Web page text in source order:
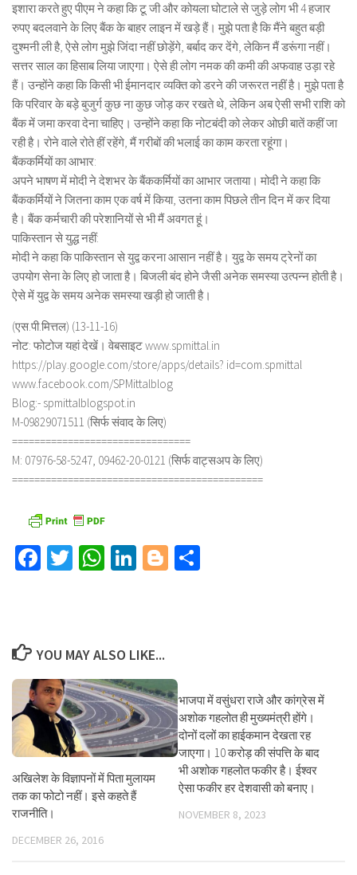
इशारा करते हुए पीएम ने कहा कि टू जी और कोयला घोटाले से जुड़े लोग भी 4 हजार
रुपए बदलवाने के लिए बैंक के बाहर लाइन में खड़े हैं। मुझे पता है कि मैंने बहुत बड़ी
दुश्मनी ली है, ऐसे लोग मुझे जिंदा नहीं छोड़ेंगे, बर्बाद कर देंगे, लेकिन मैं डरूंगा नहीं।
सत्तर साल का हिसाब लिया जाएगा। ऐसे ही लोग नमक की कमी की अफवाह उड़ा रहे
हैं। उन्होंने कहा कि किसी भी ईमानदार व्यक्ति को डरने की जरूरत नहीं है। मुझे पता है
कि परिवार के बड़े बुजुर्ग कुछ ना कुछ जोड़ कर रखते थे, लेकिन अब ऐसी सभी राशि को
बैंक में जमा करवा देना चाहिए। उन्होंने कहा कि नोटबंदी को लेकर ओछी बातें कहीं जा
रही है। रोने वाले रोते हीं रहेंगे, मैं गरीबों की भलाई का काम करता रहूंगा।
बैंककर्मियों का आभार:
अपने भाषण में मोदी ने देशभर के बैंककर्मियों का आभार जताया। मोदी ने कहा कि
बैंककर्मियों ने जितना काम एक वर्ष में किया, उतना काम पिछले तीन दिन में कर दिया
है। बैंक कर्मचारी की परेशानियों से भी मैं अवगत हूं।
पाकिस्तान से युद्ध नहीं:
मोदी ने कहा कि पाकिस्तान से युद्व करना आसान नहीं है। युद्व के समय ट्रेनों का
उपयोग सेना के लिए हो जाता है। बिजली बंद होने जैसी अनेक समस्या उत्पन्न होती है।
ऐसे में युद्व के समय अनेक समस्या खड़ी हो जाती है।
(एस.पी.मित्तल) (13-11-16)
नोट: फोटोज यहां देखें। वेबसाइट www.spmittal.in
https://play.google.com/store/apps/details? id=com.spmittal
www.facebook.com/SPMittalblog
Blog:- spmittalblogspot.in
M-09829071511 (सिर्फ संवाद के लिए)
================================
M: 07976-58-5247, 09462-20-0121 (सिर्फ वाट्सअप के लिए)
=============================================
Facebook
TwitterWhatsApp
LinkedIn
Blogger
YOU MAY ALSO LIKE...
अखिलेश के विज्ञापनों में पिता मुलायम
तक का फोटो नहीं। इसे कहते हैं
राजनीति।
DECEMBER 26, 2016
भाजपा में वसुंधरा राजे और कांग्रेस में
अशोक गहलोत ही मुख्यमंत्री होंगे।
दोनों दलों का हाईकमान देखता रह
जाएगा। 10 करोड़ की संपत्ति के बाद
भी अशोक गहलोत फकीर है। ईश्वर
ऐसा फकीर हर देशवासी को बनाए।
NOVEMBER 8, 2023